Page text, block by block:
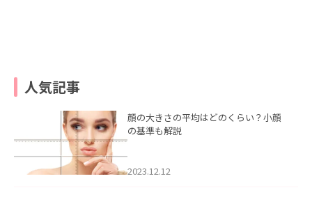
人気記事
顔の大きさの平均はどのくらい？小顔
の基準も解説
2023.12.12